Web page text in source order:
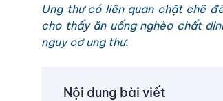
Ung thư có liên quan chặt chẽ
cho thấy ăn uống nghèo chất
nguy cơ ung thư.
Nội dung bài viết